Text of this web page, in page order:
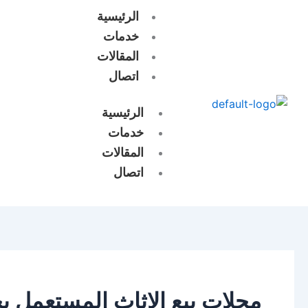
الرئيسية
خدمات
المقالات
اتصال
الرئيسية
خدمات
المقالات
اتصال
محلات بيع الاثاث المستعمل